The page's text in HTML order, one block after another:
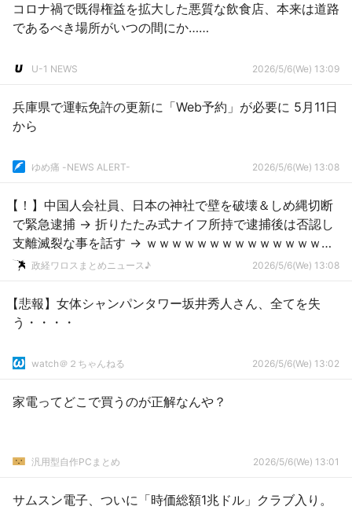
コロナ禍で既得権益を拡大した悪質な飲食店、本来は道路
であるべき場所がいつの間にか……
U-1 NEWS 2026/5/6(We) 13:09
兵庫県で運転免許の更新に「Web予約」が必要に 5月11日
から
ゆめ痛 -NEWS ALERT- 2026/5/6(We) 13:08
【！】中国人会社員、日本の神社で壁を破壊＆しめ縄切断
で緊急逮捕 → 折りたたみ式ナイフ所持で逮捕後は否認し
支離滅裂な事を話す → ｗｗｗｗｗｗｗｗｗｗｗｗｗｗｗ
ｗｗ政経ワロスまとめニュース♪ 2026/5/6(We) 13:08
【悲報】女体シャンパンタワー坂井秀人さん、全てを失
う・・・・
watch＠２ちゃんねる 2026/5/6(We) 13:02
家電ってどこで買うのが正解なんや？
汎用型自作PCまとめ 2026/5/6(We) 13:01
サムスン電子、ついに「時価総額1兆ドル」クラブ入り。